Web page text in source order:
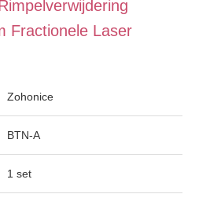
Fractionele Laser
Zohonice
BTN-A
1 set